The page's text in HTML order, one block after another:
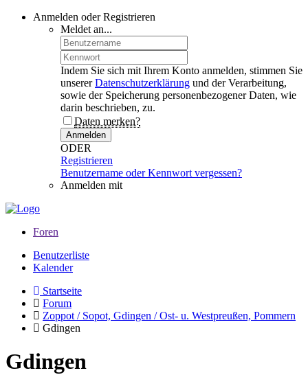
Anmelden oder Registrieren
Meldet an...
Indem Sie sich mit Ihrem Konto anmelden, stimmen Sie
unsererDatenschutzerklärung und der Verarbeitung,
sowie der Speicherung personenbezogener Daten, wie
darin beschrieben, zu.
Daten merken?
Anmelden
ODER
Registrieren
Benutzername oder Kennwort vergessen?
Anmelden mit
Foren
Benutzerliste
Kalender
Startseite
Forum
Zoppot / Sopot, Gdingen / Ost- u. Westpreußen, Pommern
Gdingen
Gdingen